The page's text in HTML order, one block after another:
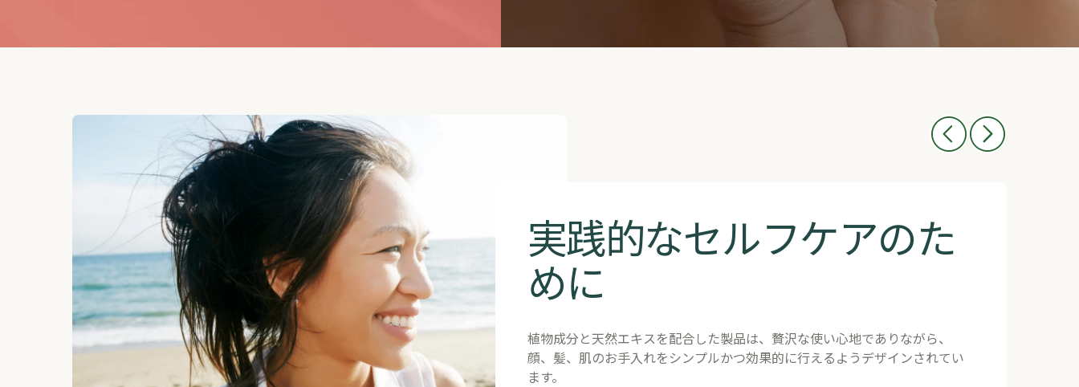
実践的なセルフケアのた
めに
植物成分と天然エキスを配合した製品は、贅沢な使い心地でありながら、
顔、髪、肌のお手入れをシンプルかつ効果的に行えるようデザインされてい
ます。